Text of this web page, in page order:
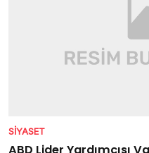
SIYASET